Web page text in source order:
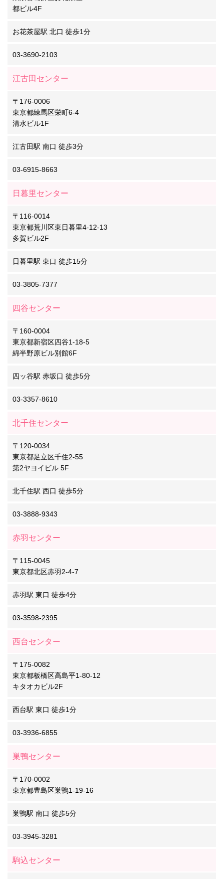
都ビル4F
お花茶屋駅 北口 徒歩1分
03-3690-2103
江古田センター
〒176-0006
東京都練馬区栄町6-4
清水ビル1F
江古田駅 南口 徒歩3分
03-6915-8663
日暮里センター
〒116-0014
東京都荒川区東日暮里4-12-13
多賀ビル2F
日暮里駅 東口 徒歩15分
03-3805-7377
四谷センター
〒160-0004
東京都新宿区四谷1-18-5
綿半野原ビル別館6F
四ッ谷駅 赤坂口 徒歩5分
03-3357-8610
北千住センター
〒120-0034
東京都足立区千住2-55
第2ヤヨイビル 5F
北千住駅 西口 徒歩5分
03-3888-9343
赤羽センター
〒115-0045
東京都北区赤羽2-4-7
赤羽駅 東口 徒歩4分
03-3598-2395
西台センター
〒175-0082
東京都板橋区高島平1-80-12
キタオカビル2F
西台駅 東口 徒歩1分
03-3936-6855
巣鴨センター
〒170-0002
東京都豊島区巣鴨1-19-16
巣鴨駅 南口 徒歩5分
03-3945-3281
駒込センター